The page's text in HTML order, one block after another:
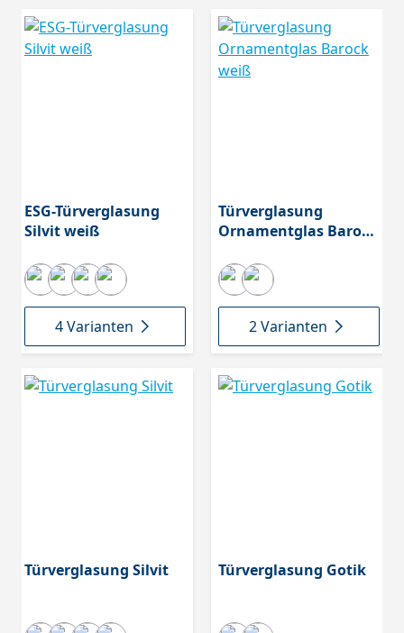
ESG-Türverglasung
Silvit weiß
4 Varianten
Türverglasung
Ornamentglas Barock
2 Varianten
Türverglasung Silvit Türverglasung Gotik